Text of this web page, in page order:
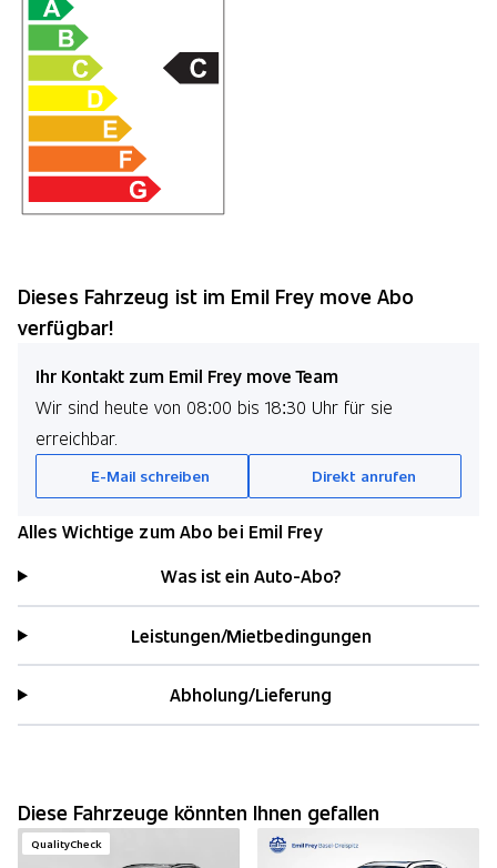
Dieses Fahrzeug ist im Emil Frey move Abo
verfügbar!
Ihr Kontakt zum Emil Frey move Team
Wir sind heute von 08:00 bis 18:30 Uhr für sie
erreichbar.
E-Mail schreiben Direkt anrufen
Alles Wichtige zum Abo bei Emil Frey
Was ist ein Auto-Abo?
Leistungen/Mietbedingungen
Abholung/Lieferung
Diese Fahrzeuge könnten Ihnen gefallen
QualityCheck